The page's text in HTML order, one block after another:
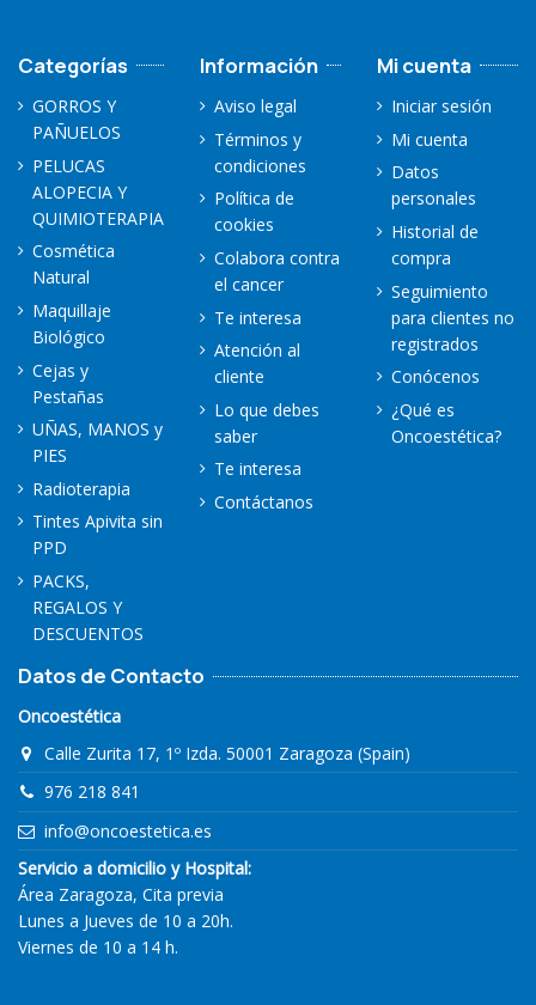
Categorías
GORROS Y
PAÑUELOS
PELUCAS
ALOPECIA Y
QUIMIOTERAPIA
Cosmética
Natural
Maquillaje
Biológico
Cejas y
Pestañas
UÑAS, MANOS y
PIES
Radioterapia
Tintes Apivita sin
PPD
PACKS,
REGALOS Y
DESCUENTOS
Información
Aviso legal
Términos y
condiciones
Política de
cookies
Colabora contra
el cancer
Te interesa
Atención al
cliente
Lo que debes
saber
Te interesa
Contáctanos
Mi cuenta
Iniciar sesión
Mi cuenta
Datos
personales
Historial de
compra
Seguimiento
para clientes no
registrados
Conócenos
¿Qué es
Oncoestética?
Datos de Contacto
Oncoestética
Calle Zurita 17, 1º Izda. 50001 Zaragoza (Spain)
976 218 841
info@oncoestetica.es
Servicio a domicilio y Hospital:
Área Zaragoza, Cita previa
Lunes a Jueves de 10 a 20h.
Viernes de 10 a 14 h.